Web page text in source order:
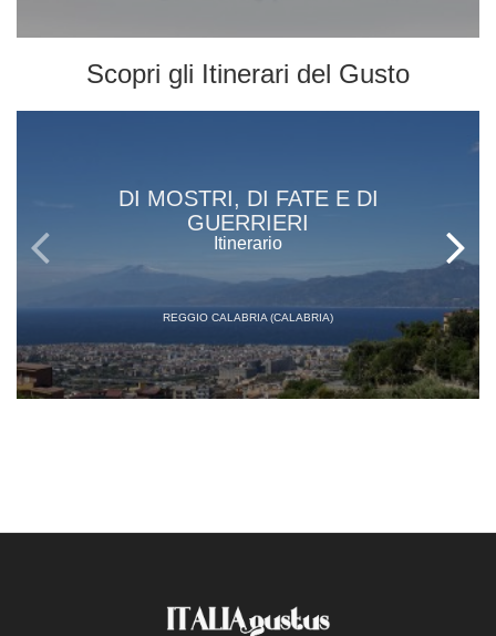
Scopri gli Itinerari del Gusto
DI MOSTRI, DI FATE E DI
GUERRIERI
Itinerario
REGGIO CALABRIA (CALABRIA)